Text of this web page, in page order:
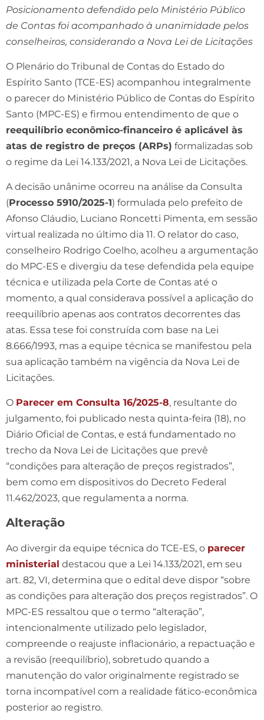
Posicionamento defendido pelo Ministério Público
de Contas foi acompanhado à unanimidade pelos
conselheiros, considerando a Nova Lei de Licitações
O Plenário do Tribunal de Contas do Estado do
Espírito Santo (TCE-ES) acompanhou integralmente
o parecer do Ministério Público de Contas do Espírito
Santo (MPC-ES) e firmou entendimento de que o
reequilíbrio econômico-financeiro é aplicável às
atas de registro de preços (ARPs) formalizadas sob
o regime da Lei 14.133/2021, a Nova Lei de Licitações.
A decisão unânime ocorreu na análise da Consulta
(Processo 5910/2025-1) formulada pelo prefeito de
Afonso Cláudio, Luciano Roncetti Pimenta, em sessão
virtual realizada no último dia 11. O relator do caso,
conselheiro Rodrigo Coelho, acolheu a argumentação
do MPC-ES e divergiu da tese defendida pela equipe
técnica e utilizada pela Corte de Contas até o
momento, a qual considerava possível a aplicação do
reequilíbrio apenas aos contratos decorrentes das
atas. Essa tese foi construída com base na Lei
8.666/1993, mas a equipe técnica se manifestou pela
sua aplicação também na vigência da Nova Lei de
Licitações.
O Parecer em Consulta 16/2025-8, resultante do
julgamento, foi publicado nesta quinta-feira (18), no
Diário Oficial de Contas, e está fundamentado no
trecho da Nova Lei de Licitações que prevê
“condições para alteração de preços registrados”,
bem como em dispositivos do Decreto Federal
11.462/2023, que regulamenta a norma.
Alteração
Ao divergir da equipe técnica do TCE-ES, o parecer
ministerial destacou que a Lei 14.133/2021, em seu
art. 82, VI, determina que o edital deve dispor “sobre
as condições para alteração dos preços registrados”. O
MPC-ES ressaltou que o termo “alteração”,
intencionalmente utilizado pelo legislador,
compreende o reajuste inflacionário, a repactuação e
a revisão (reequilíbrio), sobretudo quando a
manutenção do valor originalmente registrado se
torna incompatível com a realidade fático-econômica
posterior ao registro.